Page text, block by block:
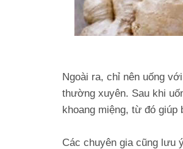
Ngoài ra, chỉ nên uống
thường xuyên. Sau khi
khoang miệng, từ đó giúp
Các chuyên gia cũng lưu